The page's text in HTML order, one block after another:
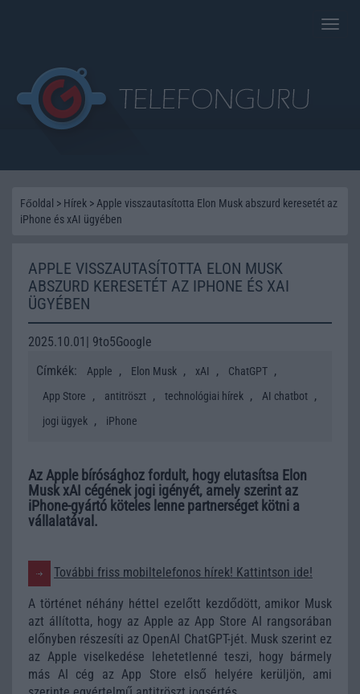
Toggle
Főoldal > Hírek > Apple visszautasította Elon Musk abszurd keresetét az
iPhone és xAI ügyében
APPLE VISSZAUTASÍTOTTA ELON MUSK
ABSZURD KERESETÉT AZ IPHONE ÉS XAI
ÜGYÉBEN
2025.10.01| 9to5Google
Címkék:
Apple , Elon Musk , xAI , ChatGPT ,
App Store , antitröszt , technológiai hírek , AI chatbot ,
jogi ügyek , iPhone
Az Apple bírósághoz fordult, hogy elutasítsa Elon
Musk xAI cégének jogi igényét, amely szerint az
iPhone-gyártó köteles lenne partnerséget kötni a
vállalatával.
További friss mobiltelefonos hírek! Kattintson ide!
A történet néhány héttel ezelőtt kezdődött, amikor Musk
azt állította, hogy az Apple az App Store AI rangsorában
előnyben részesíti az OpenAI ChatGPT-jét. Musk szerint ez
az Apple viselkedése lehetetlenné teszi, hogy bármely
más AI cég az App Store első helyére kerüljön, ami